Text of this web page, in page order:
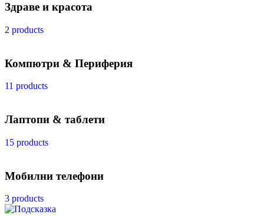
Здраве и красота
2 products
Компютри & Периферия
11 products
Лаптопи & таблети
15 products
Мобилни телефони
3 products